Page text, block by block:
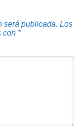
será publicada. Los
con *